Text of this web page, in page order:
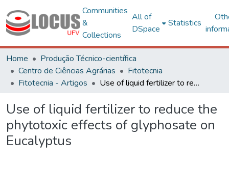
Communities
&
Collections
All of
DSpace
Statistics
Home
Produção Técnico-científica
Centro de Ciências Agrárias
Fitotecnia
Fitotecnia - Artigos
Use of liquid fertilizer to reduce the phytotoxic effects of glyphosate on Eucalyptus
Use of liquid fertilizer to reduce the
phytotoxic effects of glyphosate on
Eucalyptus